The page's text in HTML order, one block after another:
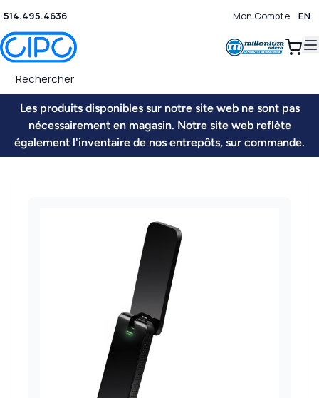
514.495.4636 Mon Compte EN
0
Les produits disponibles sur notre site web ne sont pas
nécessairement en magasin. Notre site web reflète
également l'inventaire de nos entrepôts, sur commande.